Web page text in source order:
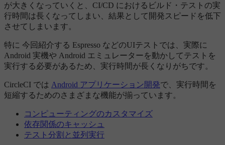
が大きくなっていくと、CI/CD におけるビルド・テストの実
行時間は長くなってしまい、結果として開発スピードを低下
させてしまいます。
特に 今回紹介する Espresso などのUIテストでは、実際に
Android 実機や Android エミュレーターを動かしてテストを
実行する必要があるため、実行時間が長くなりがちです。
CircleCI では Android アプリケーション開発で、実行時間を
短縮するためのさまざまな機能が揃っています。
コンピューティングのカスタマイズ
依存関係のキャッシュ
テスト分割と並列実行